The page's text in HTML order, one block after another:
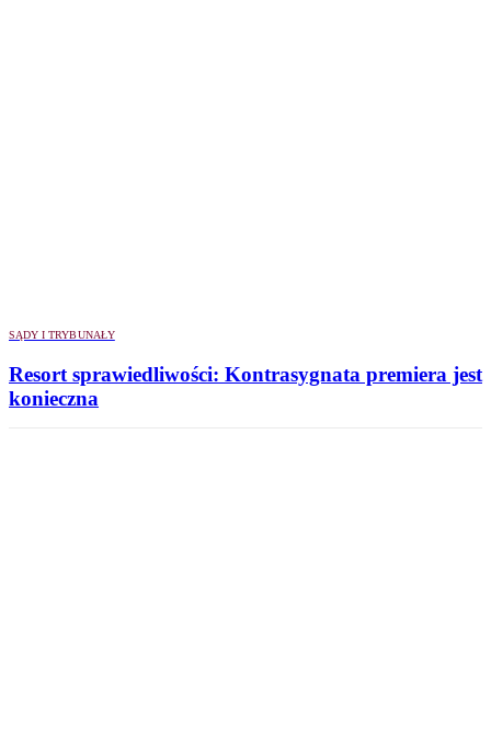
SĄDY I TRYBUNAŁY
Resort sprawiedliwości: Kontrasygnata premiera jest
konieczna